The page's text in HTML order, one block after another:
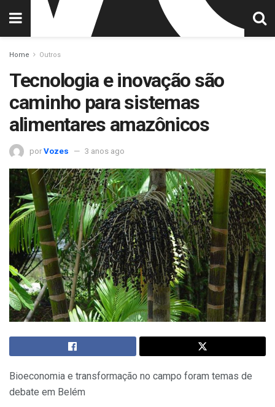
Home Outros
Tecnologia e inovação são
caminho para sistemas
alimentares amazônicos
por Vozes 3 anos ago
Bioeconomia e transformação no campo foram temas de
debate em Belém